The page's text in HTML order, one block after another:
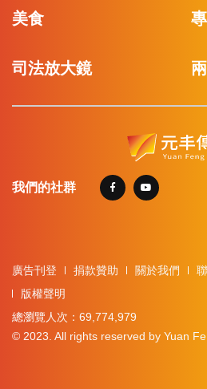
美食
司法放大鏡
我們的社群
廣告刊登 捐款贊助 關於我們
版權聲明
總瀏覽人次：69,774,979
© 2023. All rights reserved by Yuan